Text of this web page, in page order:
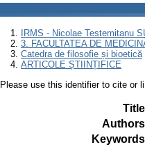
IRMS - Nicolae Testemitanu
3. FACULTATEA DE
Catedra de filosofie și bioetică
ARTICOLE ȘTIINȚIFICE
Please use this identifier to cite or
Title
Authors
Keywords